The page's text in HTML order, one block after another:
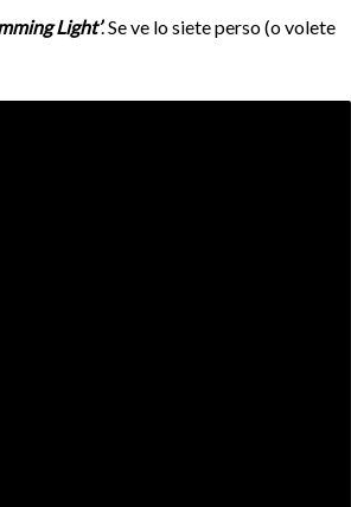
Light’. Se ve lo siete perso (o volete